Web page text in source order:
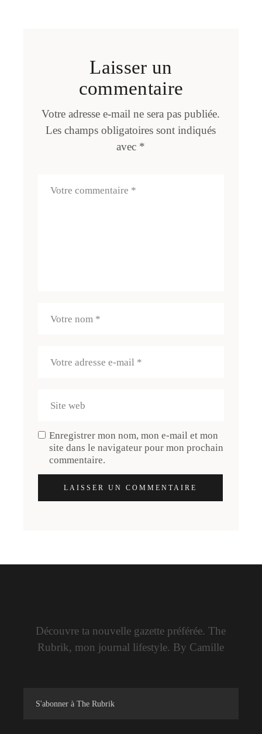
Laisser un
commentaire
Votre adresse e-mail ne sera pas publiée.
Les champs obligatoires sont indiqués
avec *
Enregistrer mon nom, mon e-mail et mon
site dans le navigateur pour mon prochain
commentaire.
LAISSER UN COMMENTAIRE
Découvre ta nouvelle gazette préférée. The
Rubrik, mon journal lifestyle. By Camille